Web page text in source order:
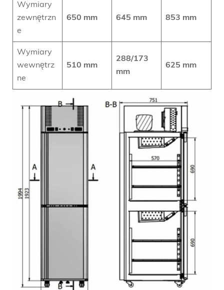
Wymiary
zewnętrzn
e
650 mm 645 mm 853 mm
Wymiary
wewnętrz
ne
510 mm
288/173
mm
625 mm